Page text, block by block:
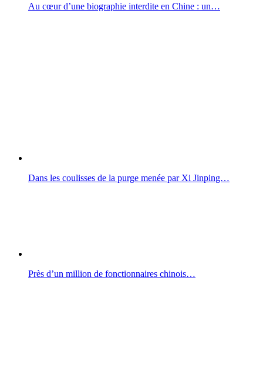
Au cœur d’une biographie interdite en Chine : un…
Dans les coulisses de la purge menée par Xi Jinping…
Près d’un million de fonctionnaires chinois…